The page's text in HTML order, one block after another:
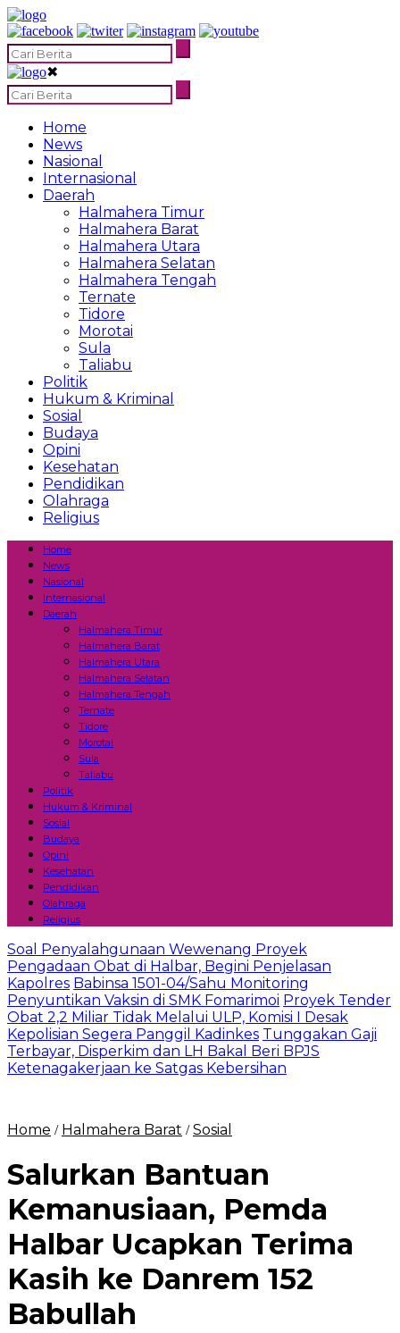
✖
Home
News
Nasional
Internasional
Daerah
Halmahera Timur
Halmahera Barat
Halmahera Utara
Halmahera Selatan
Halmahera Tengah
Ternate
Tidore
Morotai
Sula
Taliabu
Politik
Hukum & Kriminal
Sosial
Budaya
Opini
Kesehatan
Pendidikan
Olahraga
Religius
Home
News
Nasional
Internasional
Daerah
Halmahera Timur
Halmahera Barat
Halmahera Utara
Halmahera Selatan
Halmahera Tengah
Ternate
Tidore
Morotai
Sula
Taliabu
Politik
Hukum & Kriminal
Sosial
Budaya
Opini
Kesehatan
Pendidikan
Olahraga
Religius
Soal Penyalahgunaan Wewenang Proyek
Pengadaan Obat di Halbar, Begini Penjelasan
Kapolres Babinsa 1501-04/Sahu Monitoring
Penyuntikan Vaksin di SMK Fomarimoi Proyek Tender
Obat 2,2 Miliar Tidak Melalui ULP, Komisi I Desak
Kepolisian Segera Panggil Kadinkes Tunggakan Gaji
Terbayar, Disperkim dan LH Bakal Beri BPJS
Ketenagakerjaan ke Satgas Kebersihan
Home / Halmahera Barat /Sosial
Salurkan Bantuan
Kemanusiaan, Pemda
Halbar Ucapkan Terima
Kasih ke Danrem 152
Babullah